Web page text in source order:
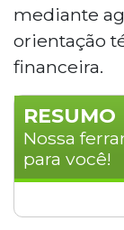
mediante
orientação
financeira.
RESUMO
Nossa
para você!
O Procon